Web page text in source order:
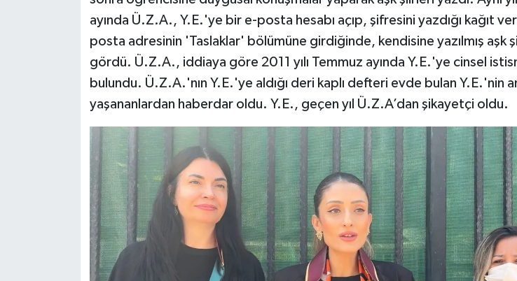
ayında Ü.Z.A., Y.E.'ye bir e-posta hesabı açıp, şifresini yazdığı kağıt
posta adresinin 'Taslaklar' bölümüne girdiğinde, kendisine yazılmış aşk
gördü. Ü.Z.A., iddiaya göre 2011 yılı Temmuz ayında Y.E.'ye cinsel
bulundu. Ü.Z.A.'nın Y.E.'ye aldığı deri kaplı defteri evde bulan Y.E.'nin
yaşananlardan haberdar oldu. Y.E., geçen yıl Ü.Z.A’dan şikayetçi oldu.